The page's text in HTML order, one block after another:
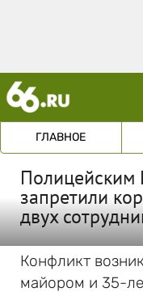
ГЛАВНОЕ
Полицейским
запретили
двух
Конфликт
майором и 35-